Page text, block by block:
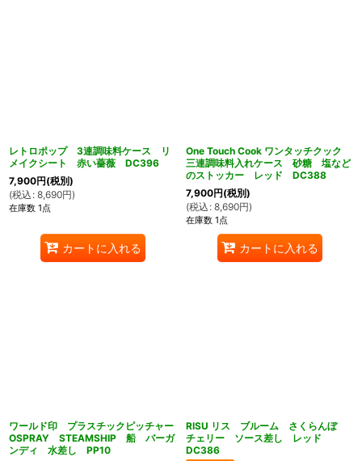
レトロポップ 3連調味料ケース リ
メイクシート 赤い薔薇 DC396
7,900円(税別)
(税込 : 8,690円)
在庫数 1点
カートに入れる
One Touch Cook ワンタッチクック
三連調味料入れケース 砂糖 塩など
のストッカー レッド DC388
7,900円(税別)
(税込 : 8,690円)
在庫数 1点
カートに入れる
ワールド印 プラスチックピッチャー
OSPRAY STEAMSHIP 船 バーガ
ンディ 水差し PP10
RISU リス ブルーム さくらんぼ
チェリー ソース差し レッド
DC386